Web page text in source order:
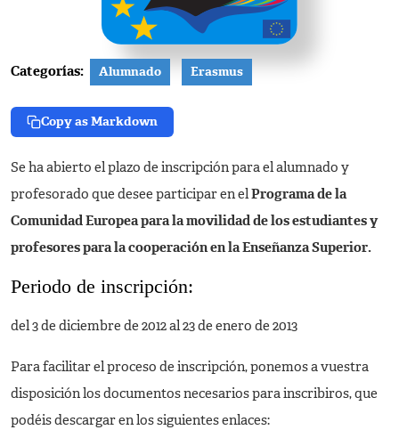
Categorías: Alumnado Erasmus
Copy as Markdown
Se ha abierto el plazo de inscripción para el alumnado y
profesorado que desee participar en elPrograma de la
Comunidad Europea para la movilidad de los estudiantes y
profesores para la cooperación en la Enseñanza Superior.
Periodo de inscripción:
del3 de diciembre de 2012al23 de enero de 2013
Para facilitar el proceso de inscripción, ponemos a vuestra
disposición los documentos necesarios para inscribiros, que
podéis descargar en los siguientes enlaces: